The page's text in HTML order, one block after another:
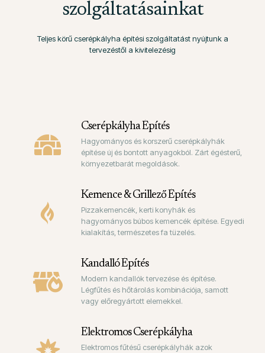
szolgáltatásainkat
Teljes körű cserépkályha építési szolgáltatást nyújtunk a
tervezéstől a kivitelezésig
Cserépkályha Építés
Hagyományos és korszerű cserépkályhák
építése új és bontott anyagokból. Zárt égésterű,
környezetbarát megoldások.
Kemence & Grillező Építés
Pizzakemencék, kerti konyhák és
hagyományos búbos kemencék építése. Egyedi
kialakítás, természetes fa tüzelés.
Kandalló Építés
Modern kandallók tervezése és építése.
Légfűtés és hőtárolás kombinációja, samott
vagy előregyártott elemekkel.
Elektromos Cserépkályha
Elektromos fűtésű cserépkályhák azok